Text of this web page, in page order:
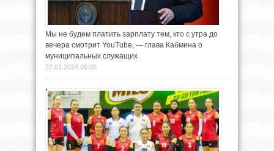
Мы не будем платить зарплату тем, кто с утра до
вечера смотрит YouTube, — глава Кабмина о
муниципальных служащих
27.01.2024 06:00